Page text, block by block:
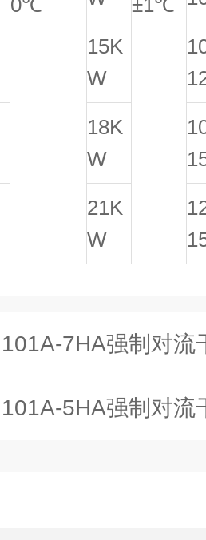
0℃
±1℃
15K
W
18K
W
21K
W
101A-7HA强制对流
101A-5HA强制对流